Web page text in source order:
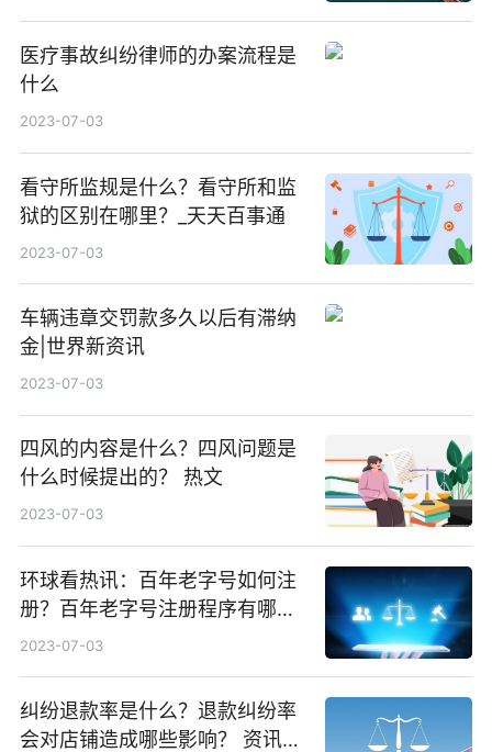
医疗事故纠纷律师的办案流程是
什么
2023-07-03
看守所监规是什么？看守所和监
狱的区别在哪里？_天天百事通
2023-07-03
车辆违章交罚款多久以后有滞纳
金|世界新资讯
2023-07-03
四风的内容是什么？四风问题是
什么时候提出的？ 热文
2023-07-03
环球看热讯：百年老字号如何注
册？百年老字号注册程序有哪
些？
2023-07-03
纠纷退款率是什么？退款纠纷率
会对店铺造成哪些影响？ 资讯推